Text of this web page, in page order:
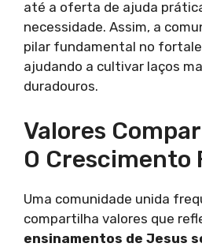
até a oferta de ajuda
necessidade. Assim, a
pilar fundamental no
ajudando a cultivar laços
duradouros.
Valores
O Crescimento
Uma comunidade unida
compartilha valores que
ensinamentos de Jesus